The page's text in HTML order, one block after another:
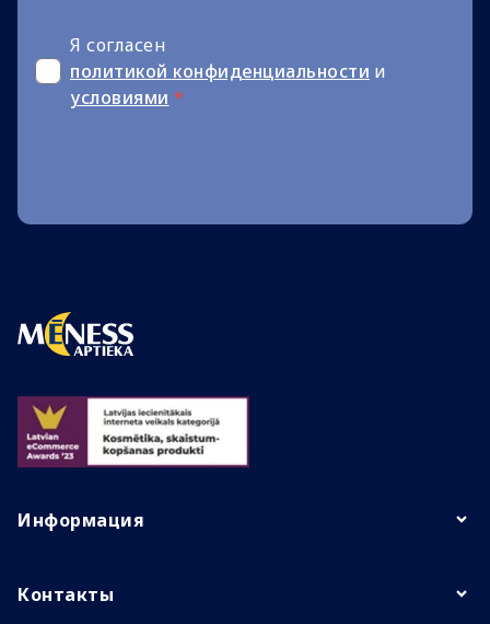
Я согласен
политикой конфиденциальности и
условиями *
Информация
Контакты